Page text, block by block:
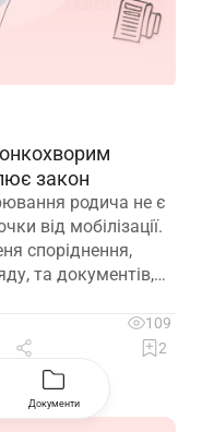
закон
родича не є
від мобілізації.
споріднення,
та документів,
109
2
Документи